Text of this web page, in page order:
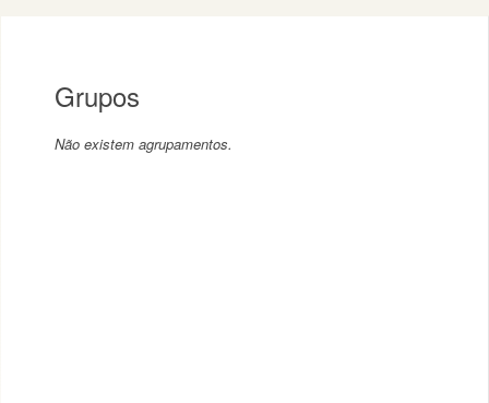
Grupos
Não existem agrupamentos.